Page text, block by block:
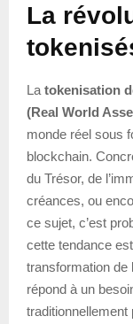
La
La tokenisation
(Real World
monde réel sous
blockchain.
du Trésor, de
créances, ou
ce sujet, c’est
cette tendance
transformation de
répond à un